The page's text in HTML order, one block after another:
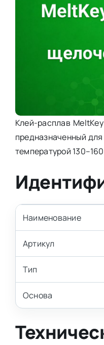
Клей-расплав
предназначенный
температурой 130–160
Наименование
Артикул
Тип
Основа